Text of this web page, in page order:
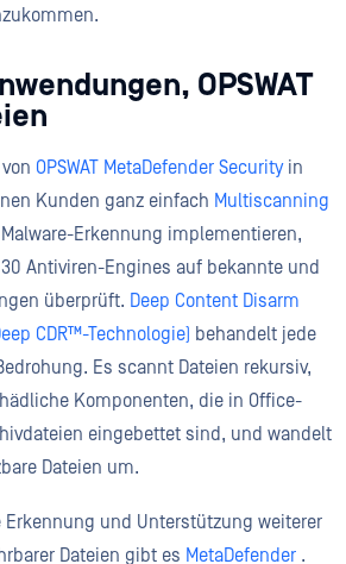
OPSWAT
OPSWAT MetaDefender Securityin
Kunden ganz einfach Multiscanning
Erkennung implementieren,
Antiviren-Engines auf bekannte und
überprüft. Deep Content Disarm
CDR™-Technologie) behandelt jede
Es scannt Dateien rekursiv,
Komponenten, die in Office-
eingebettet sind, und wandelt
Dateien um.
Erkennung und Unterstützung weiterer
Dateien gibt es MetaDefender .